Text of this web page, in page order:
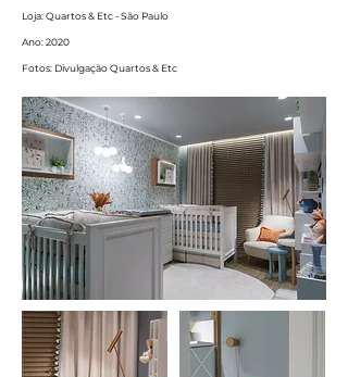
Loja: Quartos& Etc - São Paulo
Ano: 2020
Fotos: Divulgação Quartos & Etc